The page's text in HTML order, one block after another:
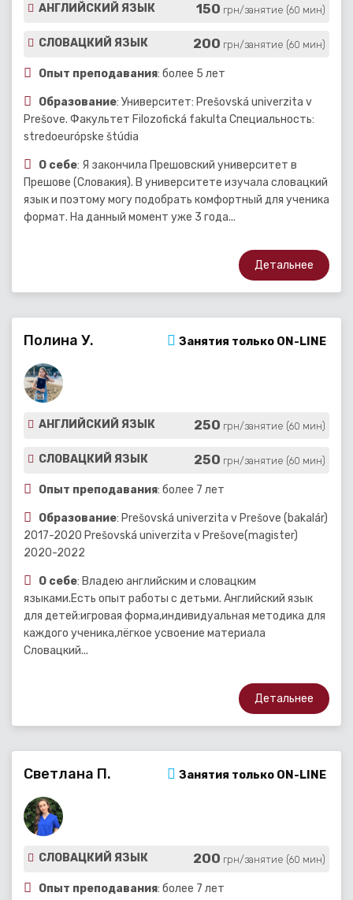
АНГЛИЙСКИЙ ЯЗЫК 150 грн/занятие (60 мин)
СЛОВАЦКИЙ ЯЗЫК 200 грн/занятие (60 мин)
Опыт преподавания: более 5 лет
Образование: Университет: Prešovská univerzita v
Prešove. Факультет Filozofická fakulta Специальность:
stredoeurópske štúdia
О себе: Я закончила Прешовский университет в
Прешове (Словакия). В университете изучала словацкий
язык и поэтому могу подобрать комфортный для ученика
формат. На данный момент уже 3 года...
Детальнее
Полина У. Занятия только ON-LINE
АНГЛИЙСКИЙ ЯЗЫК 250 грн/занятие (60 мин)
СЛОВАЦКИЙ ЯЗЫК 250 грн/занятие (60 мин)
Опыт преподавания: более 7 лет
Образование: Prešovská univerzita v Prešove (bakalár)
2017-2020 Prešovská univerzita v Prešove(magister)
2020-2022
О себе: Владею английским и словацким
языками.Есть опыт работы с детьми. Английский язык
для детей:игровая форма,индивидуальная методика для
каждого ученика,лёгкое усвоение материала
Словацкий...
Детальнее
Светлана П. Занятия только ON-LINE
СЛОВАЦКИЙ ЯЗЫК 200 грн/занятие (60 мин)
Опыт преподавания: более 7 лет